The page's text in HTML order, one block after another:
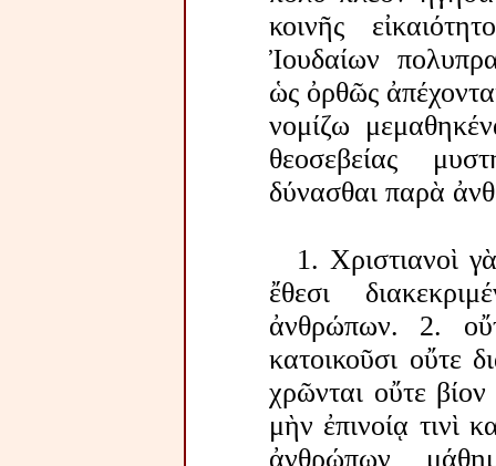
κοινῆς
Ἰουδαίων
ὡς ὀρθῶς
νομίζω
θεοσεβείας
δύνασθαι παρὰ
1. Χριστιανοὶ
ἔθεσι
ἀνθρώπων. 2.
κατοικοῦσι οὔτε
χρῶνται οὔτε
μὴν ἐπινοίᾳ τινὶ
ἀνθρώπων